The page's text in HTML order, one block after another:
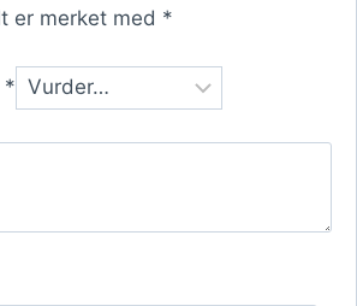
er merket med *
*